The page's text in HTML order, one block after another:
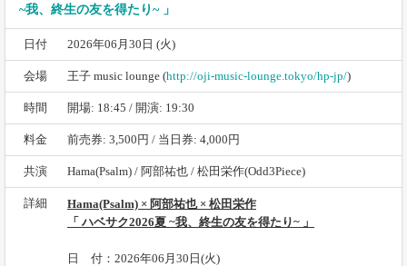
~我、終生の友を得たり~ 」
日付 2026年06月30日 (火)
会場 王子 music lounge (http://oji-music-lounge.tokyo/hp-jp/)
時間 開場: 18:45 / 開演: 19:30
料金 前売券: 3,500円 / 当日券: 4,000円
共演 Hama(Psalm) / 阿部祐也 / 松田栄作(Odd3Piece)
詳細
Hama(Psalm) × 阿部祐也 × 松田栄作
「 ハベサク2026夏 ~我、終生の友を得たり~ 」
日 付：2026年06月30日(火)